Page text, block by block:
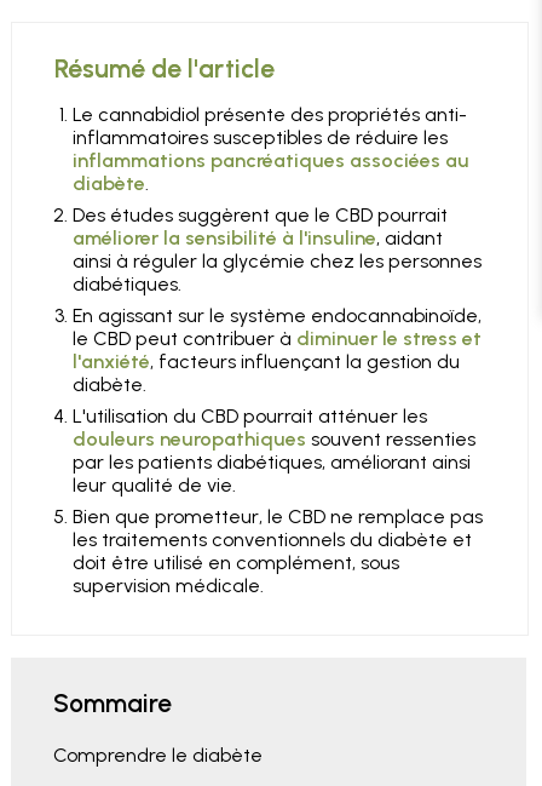
Résumé de l'article
Le cannabidiol présente des propriétés anti-
inflammatoires susceptibles de réduire les
inflammations pancréatiques associées au
diabète.
Des études suggèrent que le CBD pourrait
améliorer la sensibilité à l'insuline, aidant
ainsi à réguler la glycémie chez les personnes
diabétiques.
En agissant sur le système endocannabinoïde,
le CBD peut contribuer à diminuer le stress et
l'anxiété, facteurs influençant la gestion du
diabète.
L'utilisation du CBD pourrait atténuer les
douleurs neuropathiques souvent ressenties
par les patients diabétiques, améliorant ainsi
leur qualité de vie.
Bien que prometteur, le CBD ne remplace pas
les traitements conventionnels du diabète et
doit être utilisé en complément, sous
supervision médicale.
Sommaire
Comprendre le diabète